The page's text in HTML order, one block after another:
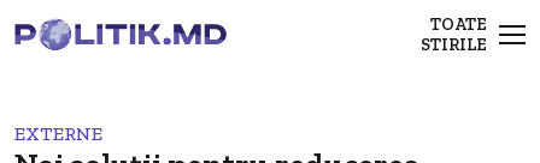
TOATE
STIRILE
EXTERNE